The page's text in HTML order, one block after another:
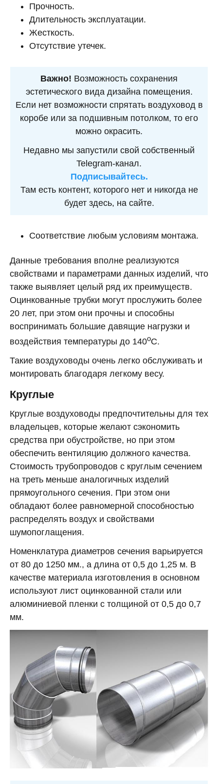
Прочность.
Длительность эксплуатации.
Жесткость.
Отсутствие утечек.
Важно! Возможность сохранения
эстетического вида дизайна помещения.
Если нет возможности спрятать воздуховод в
коробе или за подшивным потолком, то его
можно окрасить.
Недавно мы запустили свой собственный
Telegram-канал.
Подписывайтесь.
Там есть контент, которого нет и никогда не
будет здесь, на сайте.
Соответствие любым условиям монтажа.
Данные требования вполне реализуются
свойствами и параметрами данных изделий, что
также выявляет целый ряд их преимуществ.
Оцинкованные трубки могут прослужить более
20 лет, при этом они прочны и способны
воспринимать большие давящие нагрузки и
воздействия температуры до 140оС.
Такие воздуховоды очень легко обслуживать и
монтировать благодаря легкому весу.
Круглые
Круглые воздуховоды предпочтительны для тех
владельцев, которые желают сэкономить
средства при обустройстве, но при этом
обеспечить вентиляцию должного качества.
Стоимость трубопроводов с круглым сечением
на треть меньше аналогичных изделий
прямоугольного сечения. При этом они
обладают более равномерной способностью
распределять воздух и свойствами
шумопоглащения.
Номенклатура диаметров сечения варьируется
от 80 до 1250 мм., а длина от 0,5 до 1,25 м. В
качестве материала изготовления в основном
используют лист оцинкованной стали или
алюминиевой пленки с толщиной от 0,5 до 0,7
мм.